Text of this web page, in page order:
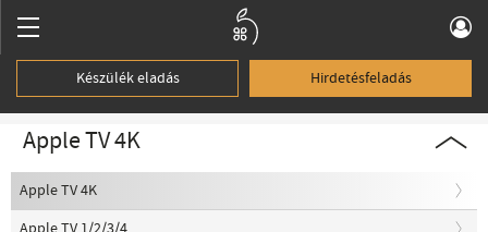
Készülék eladás Hirdetésfeladás
Apple TV 4K
Apple TV 4K